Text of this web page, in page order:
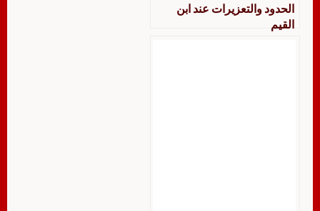
الحدود والتعزيرات عند ابن
القيم